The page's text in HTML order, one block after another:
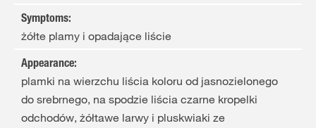
Symptoms:
żółte plamy i opadające liście
Appearance:
plamki na wierzchu liścia koloru od jasnozielonego
do srebrnego, na spodzie liścia czarne kropelki
odchodów, żółtawe larwy i pluskwiaki ze